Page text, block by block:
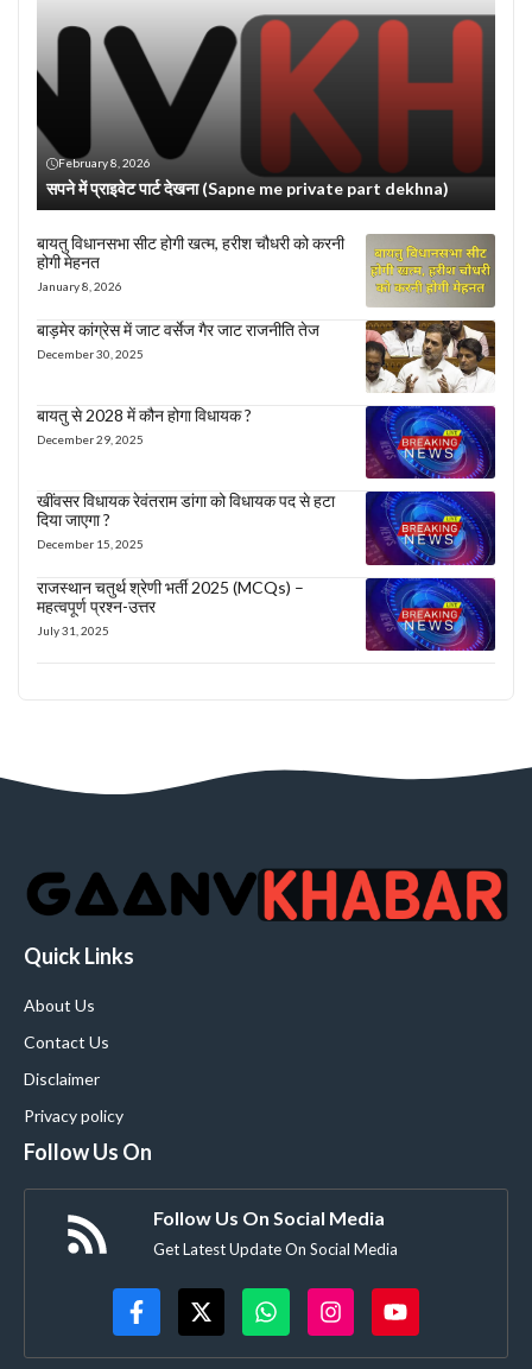
February 8, 2026
सपने में प्राइवेट पार्ट देखना (Sapne me private part dekhna)
बायतु विधानसभा सीट होगी खत्म, हरीश चौधरी को करनी
होगी मेहनत
January 8, 2026
बाड़मेर कांग्रेस में जाट वर्सेज गैर जाट राजनीति तेज
December 30, 2025
बायतु से 2028 में कौन होगा विधायक ?
December 29, 2025
खींवसर विधायक रेवंतराम डांगा को विधायक पद से हटा
दिया जाएगा ?
December 15, 2025
राजस्थान चतुर्थ श्रेणी भर्ती 2025 (MCQs) –
महत्वपूर्ण प्रश्न-उत्तर
July 31, 2025
Quick Links
About Us
Contact Us
Disclaimer
Privacy policy
Follow Us On
Follow Us On Social Media
Get Latest Update On Social Media